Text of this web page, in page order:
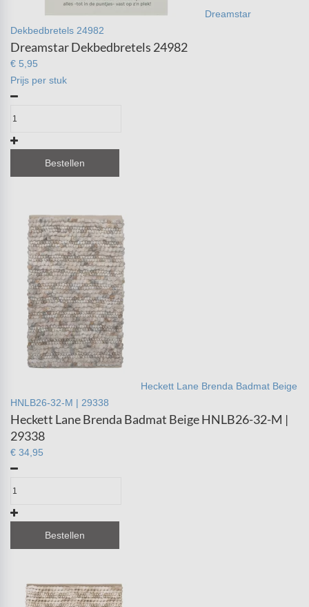
Dreamstar
Dekbedbretels 24982
Dreamstar Dekbedbretels 24982
€ 5,95
Prijs per stuk
Bestellen
Heckett Lane Brenda Badmat Beige
HNLB26-32-M | 29338
Heckett Lane Brenda Badmat Beige HNLB26-32-M |
29338
€ 34,95
Bestellen